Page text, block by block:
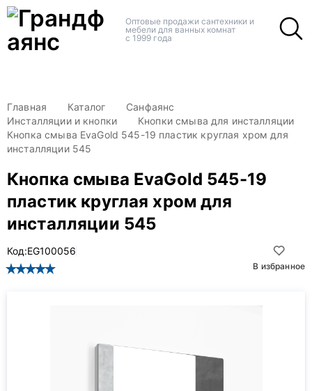
Оптовые продажи сантехники и
мебели для ванных комнат
с 1999 года
Главная Каталог
Санфаянс
Инсталляции и кнопки
Кнопки смыва для инсталляции
Кнопка смыва EvaGold 545-19 пластик круглая хром для
инсталляции 545
Кнопка смыва EvaGold 545-19
пластик круглая хром для
инсталляции 545
В избранное
Код:EG100056